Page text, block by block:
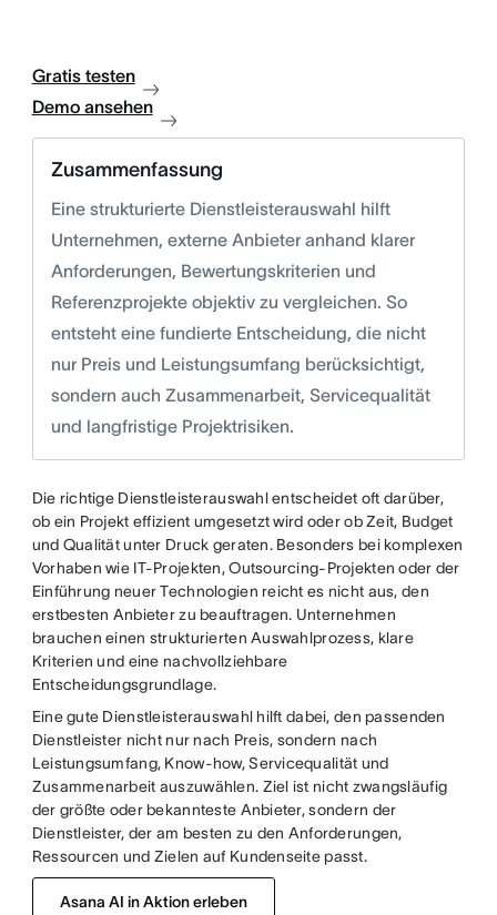
Gratis testen
Demo ansehen
Zusammenfassung
Eine strukturierte Dienstleisterauswahl hilft
Unternehmen, externe Anbieter anhand klarer
Anforderungen, Bewertungskriterien und
Referenzprojekte objektiv zu vergleichen. So
entsteht eine fundierte Entscheidung, die nicht
nur Preis und Leistungsumfang berücksichtigt,
sondern auch Zusammenarbeit, Servicequalität
und langfristige Projektrisiken.
Die richtige Dienstleisterauswahl entscheidet oft darüber,
ob ein Projekt effizient umgesetzt wird oder ob Zeit, Budget
und Qualität unter Druck geraten. Besonders bei komplexen
Vorhaben wie IT-Projekten, Outsourcing-Projekten oder der
Einführung neuer Technologien reicht es nicht aus, den
erstbesten Anbieter zu beauftragen. Unternehmen
brauchen einen strukturierten Auswahlprozess, klare
Kriterien und eine nachvollziehbare
Entscheidungsgrundlage.
Eine gute Dienstleisterauswahl hilft dabei, den passenden
Dienstleister nicht nur nach Preis, sondern nach
Leistungsumfang, Know-how, Servicequalität und
Zusammenarbeit auszuwählen. Ziel ist nicht zwangsläufig
der größte oder bekannteste Anbieter, sondern der
Dienstleister, der am besten zu den Anforderungen,
Ressourcen und Zielen auf Kundenseite passt.
Asana AI in Aktion erleben